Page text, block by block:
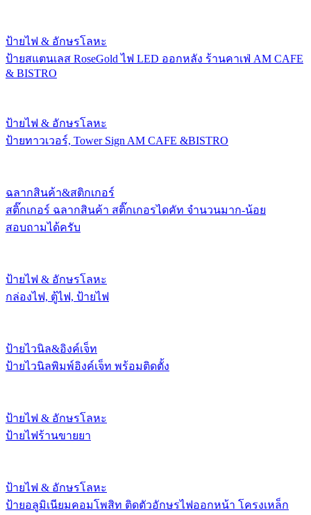
ป้ายไฟ & อักษรโลหะ
ป้ายสแตนเลส RoseGold ไฟ LED ออกหลัง ร้านคาเฟ่ AM CAFE
& BISTRO
ป้ายไฟ & อักษรโลหะ
ป้ายทาวเวอร์, Tower Sign AM CAFE &BISTRO
ฉลากสินค้า&สติกเกอร์
สติ๊กเกอร์ ฉลากสินค้า สติ๊กเกอรไดคัท จำนวนมาก-น้อย
สอบถามได้ครับ
ป้ายไฟ & อักษรโลหะ
กล่องไฟ, ตู้ไฟ, ป้ายไฟ
ป้ายไวนิล&อิงค์เจ็ท
ป้ายไวนิลพิมพ์อิงค์เจ็ท พร้อมติดตั้ง
ป้ายไฟ & อักษรโลหะ
ป้ายไฟร้านขายยา
ป้ายไฟ & อักษรโลหะ
ป้ายอลูมิเนียมคอมโพสิท ติดตัวอักษรไฟออกหน้า โครงเหล็ก